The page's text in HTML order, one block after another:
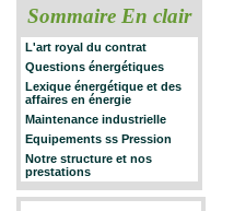
Sommaire En clair
L'art royal du contrat
Questions énergétiques
Lexique énergétique et des
affaires en énergie
Maintenance industrielle
Equipements ss Pression
Notre structure et nos
prestations